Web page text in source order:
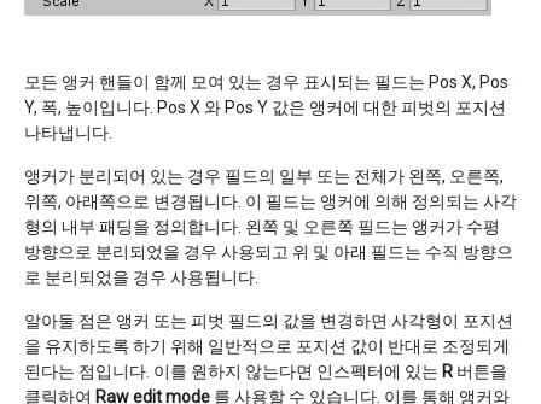
모든 앵커 핸들이 함께 모여 있는 경우 표시되는 필드는 Pos X, Pos
Y, 폭, 높이입니다. Pos X 와 Pos Y 값은 앵커에 대한 피벗의 포지션
나타냅니다.
앵커가 분리되어 있는 경우 필드의 일부 또는 전체가 왼쪽, 오른쪽,
위쪽, 아래쪽으로 변경됩니다. 이 필드는 앵커에 의해 정의되는 사각
형의 내부 패딩을 정의합니다. 왼쪽 및 오른쪽 필드는 앵커가 수평
방향으로 분리되었을 경우 사용되고 위 및 아래 필드는 수직 방향으
로 분리되었을 경우 사용됩니다.
알아둘 점은 앵커 또는 피벗 필드의 값을 변경하면 사각형이 포지션
을 유지하도록 하기 위해 일반적으로 포지션 값이 반대로 조정되게
된다는 점입니다. 이를 원하지 않는다면 인스펙터에 있는 R 버튼을
클릭하여 Raw edit mode 를 사용할 수 있습니다. 이를 통해 앵커와